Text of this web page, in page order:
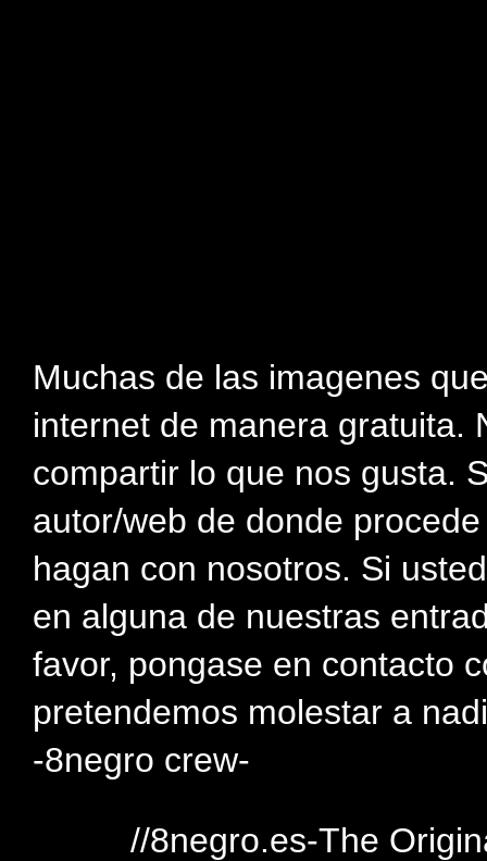
Muchas de las imagenes
internet de manera gratuita.
compartir lo que nos gusta.
autor/web de donde
hagan con nosotros. Si
en alguna de nuestras
favor, pongase en contacto
pretendemos molestar a
-8negro crew-
//8negro.es-The